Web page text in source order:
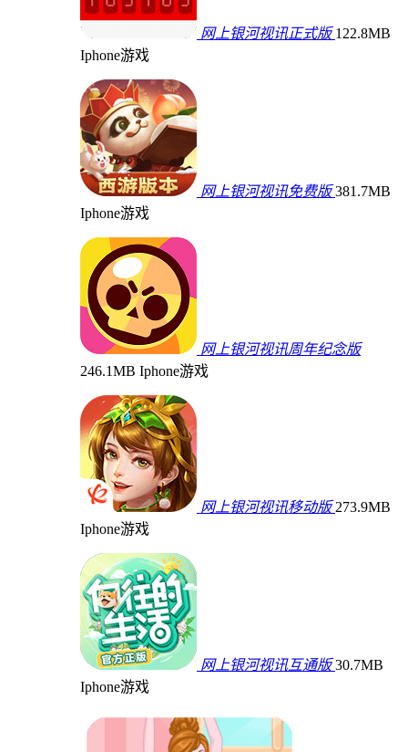
网上银河视讯正式版 122.8MB
Iphone游戏
网上银河视讯免费版 381.7MB
Iphone游戏
网上银河视讯周年纪念版
246.1MB Iphone游戏
网上银河视讯移动版 273.9MB
Iphone游戏
网上银河视讯互通版 30.7MB
Iphone游戏